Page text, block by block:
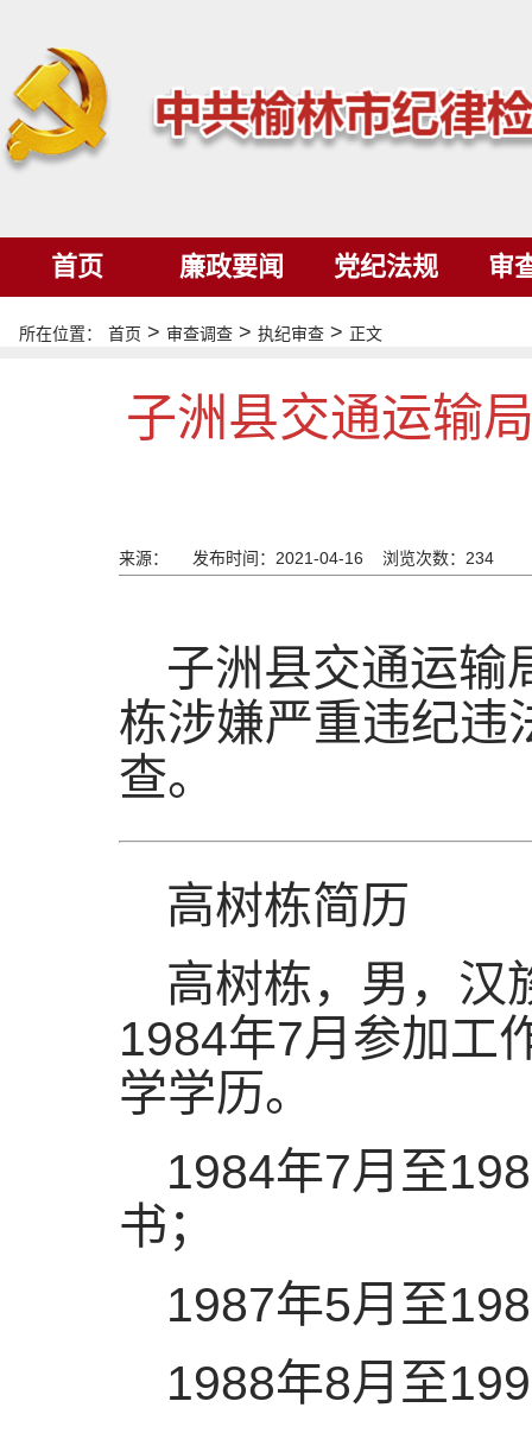
首页 廉政要闻 党纪法规 审
所在位置： 首页 > 审查调查 > 执纪审查 > 正文
子洲县交通运输
来源： 发布时间：2021-04-16 浏览次数： 234
子洲县交通运输
栋涉嫌严重违纪违
查。
高树栋简历
高树栋，男，汉
1984年7月参加工
学学历。
1984年7月至
书；
1987年5月至
1988年8月至